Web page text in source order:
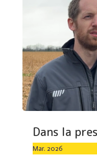
Dans la
Mar. 2026